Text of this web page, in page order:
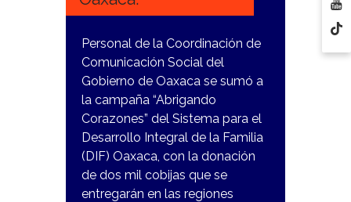
Personal de la Coordinación de
Comunicación Social del
Gobierno de Oaxaca se sumó a
la campaña “Abrigando
Corazones” del Sistema para el
Desarrollo Integral de la Familia
(DIF) Oaxaca, con la donación
de dos mil cobijas que se
entregarán en las regiones